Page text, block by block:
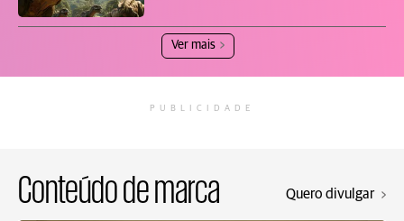
Ver mais
PUBLICIDADE
Conteúdo de marca Quero divulgar